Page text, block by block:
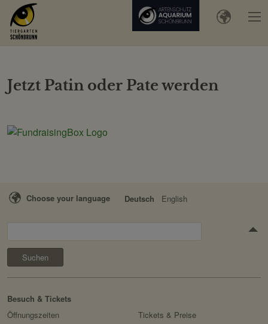
Jetzt Patin oder Pate werden
Choose your language Deutsch English
Besuch & Tickets
Öffnungszeiten
Tickets & Preise